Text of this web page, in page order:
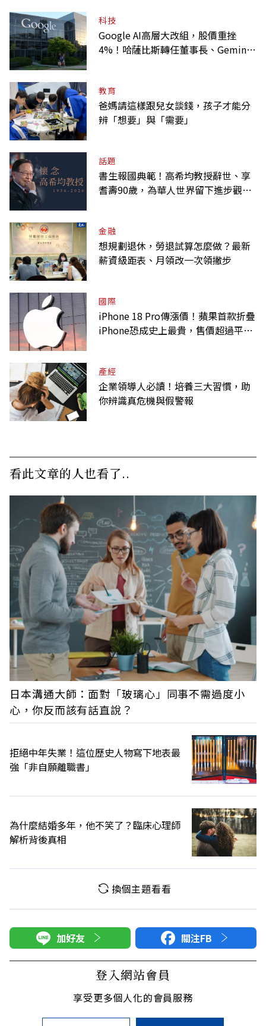
科技
Google AI高層大改組，股價重挫
4%！哈薩比斯轉任董事長、Gemini
教育
爸媽請這樣跟兒女談錢，孩子才能分
辨「想要」與「需要」
話題
書生報國典範！高希均教授辭世、享
耆壽90歲，為華人世界留下進步觀念
金融
想規劃退休，勞退試算怎麼做？最新
薪資級距表、月領改一次領撇步
國際
iPhone 18 Pro傳漲價！蘋果首款折疊
iPhone恐成史上最貴，售價超過平均
產經
企業領導人必讀！培養三大習慣，助
你辨識真危機與假警報
看此文章的人也看了..
日本溝通大師：面對「玻璃心」同事不需過度小
心，你反而該有話直說？
拒絕中年失業！這位歷史人物寫下地表最
強「非自願離職書」
為什麼結婚多年，他不笑了？臨床心理師
解析背後真相
換個主題看看
加好友 關注FB
登入網站會員
享受更多個人化的會員服務